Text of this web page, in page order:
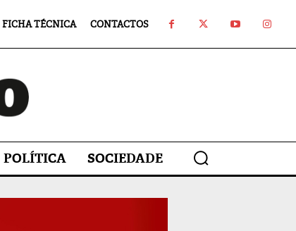
FICHA TÉCNICA CONTACTOS
POLÍTICA SOCIEDADE